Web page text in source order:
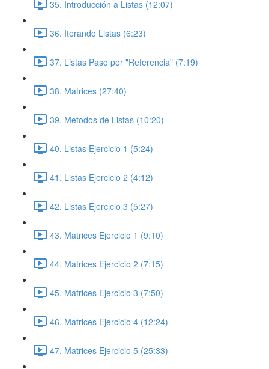
35. Introducción a Listas (12:07)
36. Iterando Listas (6:23)
37. Listas Paso por "Referencia" (7:19)
38. Matrices (27:40)
39. Metodos de Listas (10:20)
40. Listas Ejercicio 1 (5:24)
41. Listas Ejercicio 2 (4:12)
42. Listas Ejercicio 3 (5:27)
43. Matrices Ejercicio 1 (9:10)
44. Matrices Ejercicio 2 (7:15)
45. Matrices Ejercicio 3 (7:50)
46. Matrices Ejercicio 4 (12:24)
47. Matrices Ejercicio 5 (25:33)